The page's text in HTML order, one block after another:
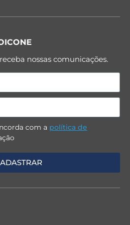
nossas comunicações.
com a política de